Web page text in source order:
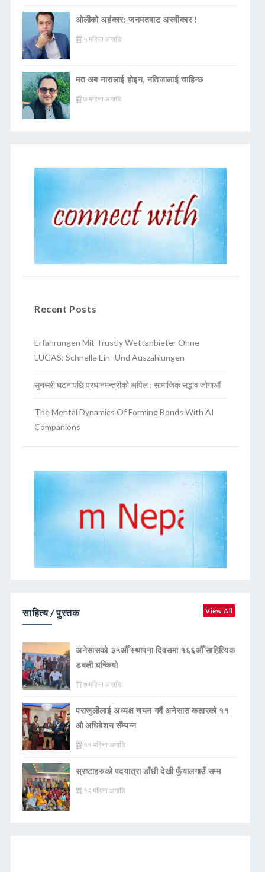
ओलीको अहंकार: जनमतबाट अस्वीकार !
५ महिना अगाडि
मत अब नारालाई होइन, नतिजालाई चाहिन्छ
७ महिना अगाडि
Recent Posts
Erfahrungen Mit Trustly Wettanbieter Ohne
LUGAS: Schnelle Ein- Und Auszahlungen
सुनसरी घटनापछि प्रधानमन्त्रीको अपिल : सामाजिक सद्भाव जोगाऔं
The Mental Dynamics Of Forming Bonds With AI
Companions
साहित्य / पुस्तक View All
अनेसासको ३५औँ स्थापना दिवसमा १६६औँ साहित्यिक
डबली घन्कियाे
७ महिना अगाडि
पराजुलीलाई अध्यक्ष चयन गर्दै अनेसास कतारको ११
औ अधिबेशन सँम्पन्न
११ महिना अगाडि
स्रष्टाहरुको पदयात्रा डाँछी देखी फुँयालगाउँ सम्म
१२ महिना अगाडि